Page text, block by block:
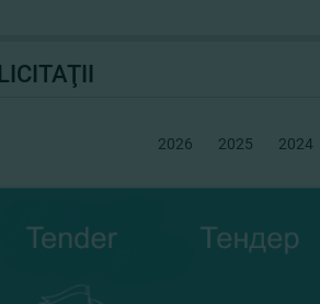
LICITAŢII
2026 2025 2024